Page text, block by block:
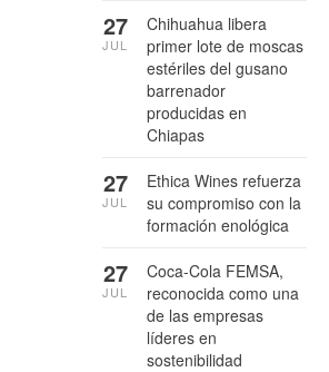
Chihuahua libera
primer lote de moscas
estériles del gusano
barrenador
producidas en
Chiapas
27
JUL
Ethica Wines refuerza
su compromiso con la
formación enológica
27
JUL
Coca-Cola FEMSA,
reconocida como una
de las empresas
líderes en
sostenibilidad
27
JUL